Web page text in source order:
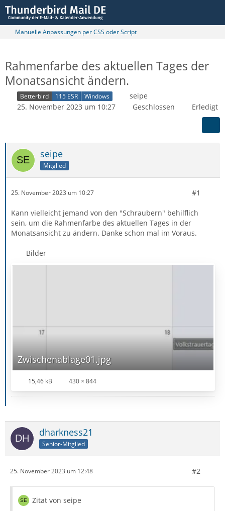
Manuelle Anpassungen per CSS oder Script
Rahmenfarbe des aktuellen Tages der
Monatsansicht ändern.
Betterbird 115 ESR Windows
seipe
25. November 2023 um 10:27
Geschlossen Erledigt
seipe
Mitglied
25. November 2023 um 10:27 #1
Kann vielleicht jemand von den "Schraubern" behilflich
sein, um die Rahmenfarbe des aktuellen Tages in der
Monatsansicht zu ändern. Danke schon mal im Voraus.
Bilder
Zwischenablage01.jpg
15,46 kB 430 × 844
dharkness21
Senior-Mitglied
25. November 2023 um 12:48 #2
Zitat von seipe